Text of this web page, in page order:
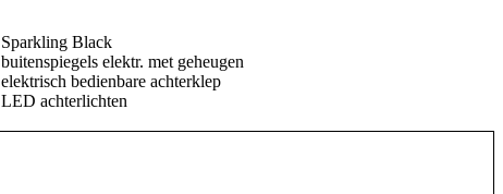
Sparkling Black
buitenspiegels elektr. met geheugen
elektrisch bedienbare achterklep
LED achterlichten